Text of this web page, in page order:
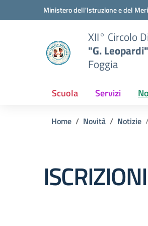
Vai ai contenuti
Vai al menu di navigazioneMinistero dell'Istruzione e del
XII° Circolo
"G. Leopardi"
Foggia
Scuola Servizi
Home Novità Notizie